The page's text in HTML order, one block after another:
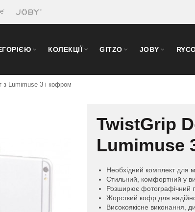
КОЛЕКЦІЇ GITZO JOBY
з Lumimuse 3 і кофром
TwistGrip
Lumimuse
Необхідний комплект для
Стильний, комфортний у
Розширює фотографічний
Жорсткий кофр для
Високоякісне виконання,